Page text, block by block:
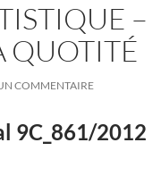
–
QUOTITÉ
COMMENTAIRE
9C_861/2012